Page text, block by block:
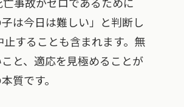
は今日は難しい」と判断し
止することも含まれます。無
と、適応を見極めることが
質です。